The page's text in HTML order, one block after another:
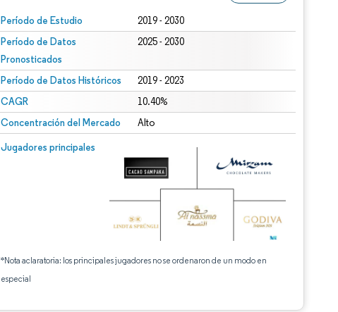
Período de Estudio 2019 - 2030
Período de Datos
Pronosticados
2025 - 2030
Período de Datos Históricos 2019 - 2023
CAGR 10.40%
Concentración del Mercado Alto
Jugadores principales
*Nota aclaratoria: los principales jugadores no se ordenaron de un modo en
especial